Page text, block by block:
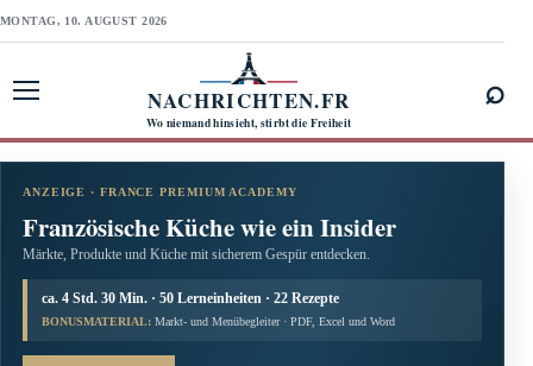
MONTAG, 10. AUGUST 2026
NACHRICHTEN.FR
Wo niemand hinsieht, stirbt die Freiheit
⌕
ANZEIGE · FRANCE PREMIUM ACADEMY
Französische Küche wie ein Insider
Märkte, Produkte und Küche mit sicherem Gespür entdecken.
ca. 4 Std. 30 Min. · 50 Lerneinheiten · 22 Rezepte
BONUSMATERIAL: Markt- und Menübegleiter · PDF, Excel und Word